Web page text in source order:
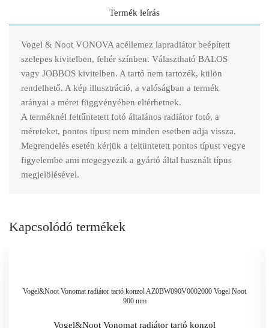
Termék leírás
Vogel & Noot VONOVA acéllemez lapradiátor beépített
szelepes kivitelben, fehér színben. Választható BALOS
vagy JOBBOS kivitelben. A tartó nem tartozék, külön
rendelhető. A kép illusztráció, a valóságban a termék
arányai a méret függvényében eltérhetnek.
A terméknél feltűntetett fotó általános radiátor fotó, a
méreteket, pontos típust nem minden esetben adja vissza.
Megrendelés esetén kérjük a feltüntetett pontos típust vegye
figyelembe ami megegyezik a gyártó által használt típus
megjelölésével.
Kapcsolódó termékek
Vogel&Noot Vonomat radiátor tartó konzol AZ0BW090V0002000 Vogel Noot
900 mm
Vogel&Noot Vonomat radiátor tartó konzol